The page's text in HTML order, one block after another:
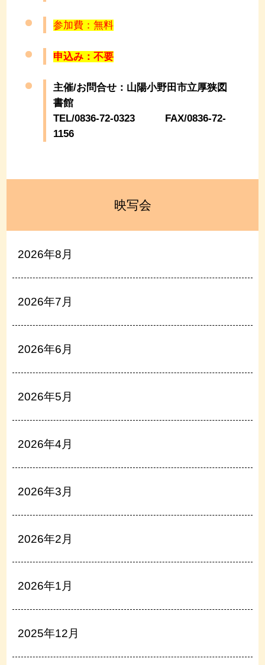
参加費：無料
申込み：不要
主催/お問合せ：山陽小野田市立厚狭図
書館
TEL/0836-72-0323 FAX/0836-72-
1156
映写会
2026年8月
2026年7月
2026年6月
2026年5月
2026年4月
2026年3月
2026年2月
2026年1月
2025年12月